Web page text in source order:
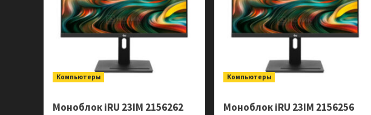
Компьютеры
Моноблок iRU 23IM 2156262
Компьютеры
Моноблок iRU 23IM 2156256